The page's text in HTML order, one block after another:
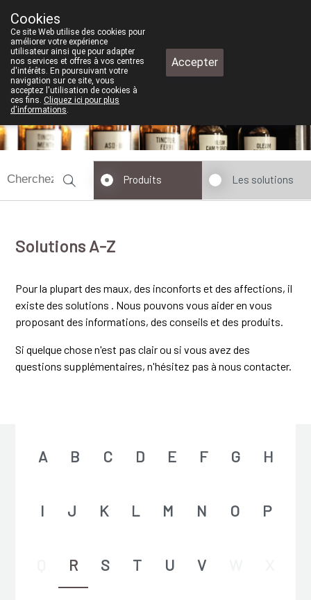
fermé
Solutions A-Z
Produits Les solutions
Pour la plupart des maux, des inconforts et des affections, il
existe des solutions . Nous pouvons vous aider en vous
proposant des informations, des conseils et des produits.
Si quelque chose n'est pas clair ou si vous avez des
questions supplémentaires, n'hésitez pas à nous contacter.
A B C D E F G H
I J K L M N O P
R S T U V
Cookies
Ce site Web utilise des cookies pour
améliorer votre expérience
utilisateur ainsi que pour adapter
nos services et offres à vos centres
d'intérêts. En poursuivant votre
navigation sur ce site, vous
acceptez l'utilisation de cookies à
ces fins. Cliquez ici pour plus
d'informations.
Accepter